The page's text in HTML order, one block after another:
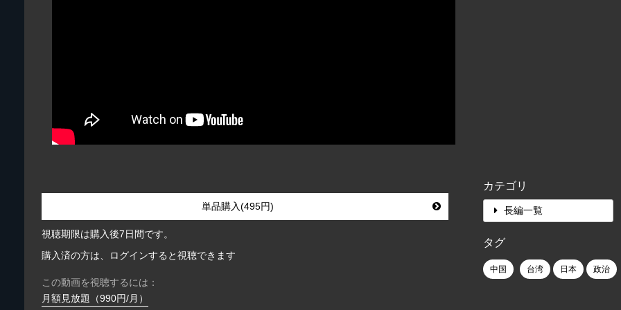
単品購入(495円)
視聴期限は購入後7日間です。
購入済の方は、ログインすると視聴できます
この動画を視聴するには：
月額見放題（990円/月）
カテゴリ
長編一覧
タグ
中国 台湾 日本 政治